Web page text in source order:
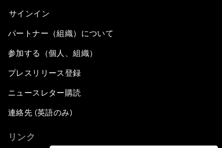
サインイン
パートナー（組織）について
参加する（個人、組織）
プレスリリース登録
ニュースレター購読
連絡先 (英語のみ)
リンク